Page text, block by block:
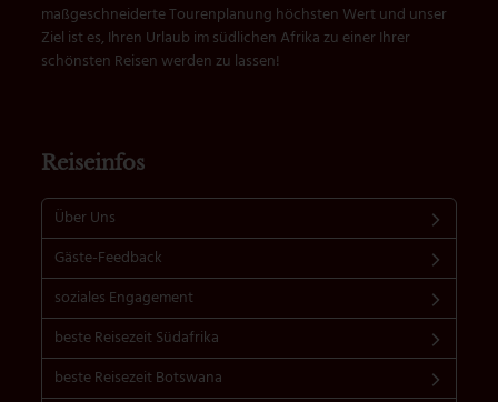
maßgeschneiderte Tourenplanung höchsten Wert und unser
Ziel ist es, Ihren Urlaub im südlichen Afrika zu einer Ihrer
schönsten Reisen werden zu lassen!
Reiseinfos
Über Uns
Gäste-Feedback
soziales Engagement
beste Reisezeit Südafrika
beste Reisezeit Botswana